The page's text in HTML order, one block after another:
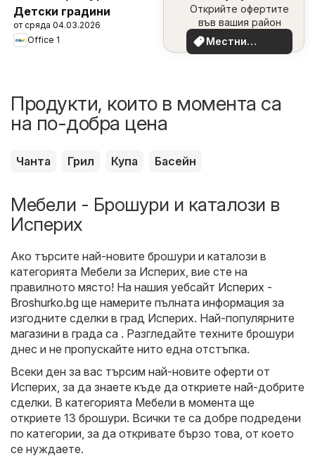
Детски градини
от сряда 04.03.2026
Office 1
наблизо
Открийте офертите
във вашия район
Местни
оферти
Продукти, които в момента са
на по-добра цена
Чанта Грил Купа Басейн
Мебели - Брошури и каталози в
Исперих
Ако търсите най-новите брошури и каталози в
категорията Мебели за Исперих, вие сте на
правилното място! На нашия уебсайт Исперих -
Broshurko.bg ще намерите пълната информация за
изгодните сделки в град Исперих. Най-популярните
магазини в града са . Разгледайте техните брошури
днес и не пропускайте нито една отстъпка.
Всеки ден за вас търсим най-новите оферти от
Исперих, за да знаете къде да откриете най-добрите
сделки. В категорията Мебели в момента ще
откриете 13 брошури. Всички те са добре подредени
по категории, за да откривате бързо това, от което
се нуждаете.